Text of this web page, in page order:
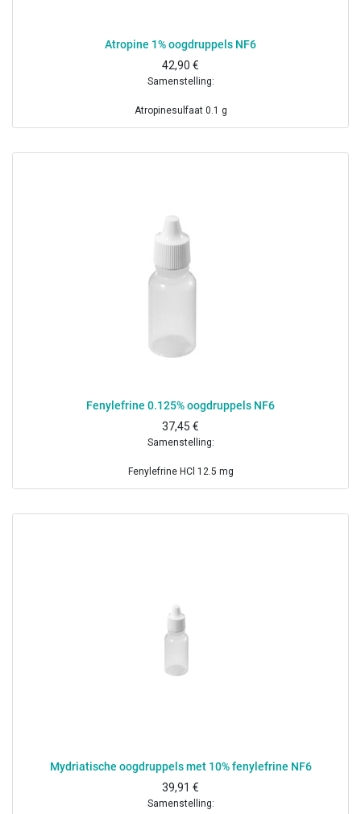
Atropine 1% oogdruppels NF6
42,90 €
Samenstelling:
Atropinesulfaat 0.1 g
Boorzuur 0.16 g
Gezuiverd water ad 10 ml
Fenylefrine 0.125% oogdruppels NF6
37,45 €
Samenstelling:
Fenylefrine HCl 12.5 mg
Boorzuur 0.19 g
Dinatriumedetaat 10
Mydriatische oogdruppels met 10% fenylefrine NF6
39,91 €
Samenstelling: